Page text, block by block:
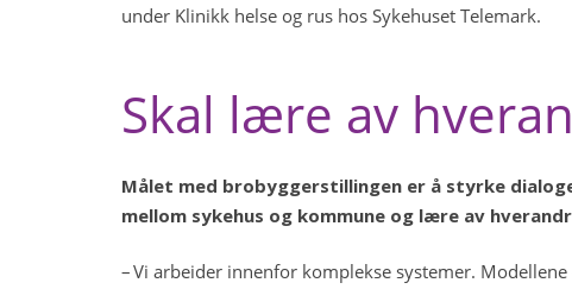
under Klinikk helse og rus hos Sykehuset Telemark.
Skal lære av
Målet med brobyggerstillingen er å styrke
mellom sykehus og kommune og lære av
– Vi arbeider innenfor komplekse systemer.